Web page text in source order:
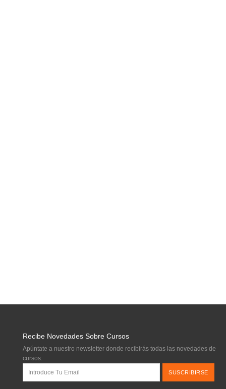
Recibe Novedades Sobre Cursos
Apúntate a nuestro newsletter donde recibirás todas las novedades de
cursos.